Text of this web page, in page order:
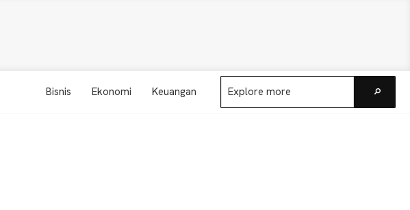
Bisnis Ekonomi Keuangan
Explore
more